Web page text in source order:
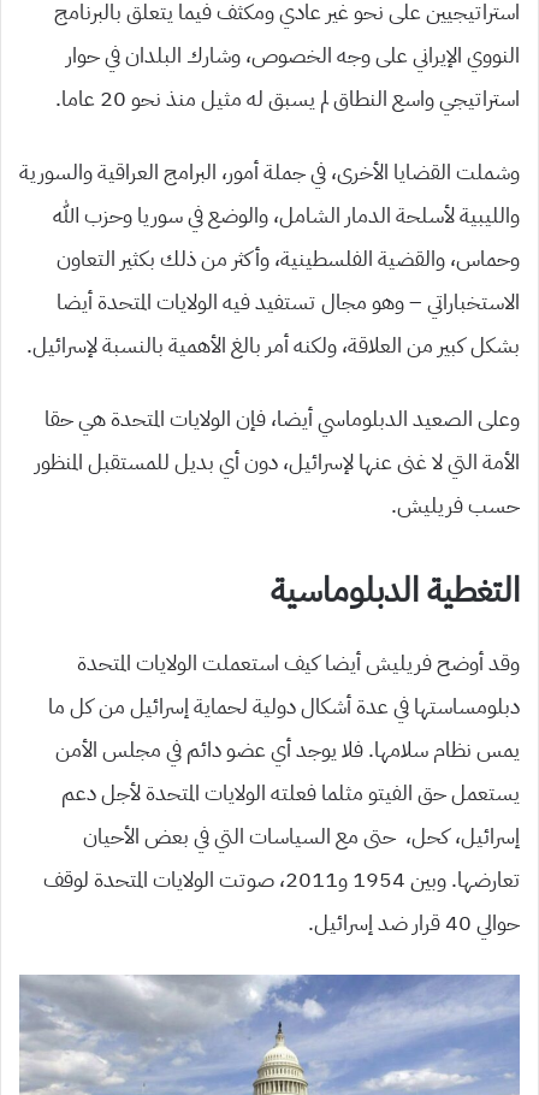
استراتيجيين على نحو غير عادي ومكثف فيما يتعلق بالبرنامج
النووي الإيراني على وجه الخصوص، وشارك البلدان في حوار
استراتيجي واسع النطاق لم يسبق له مثيل منذ نحو 20 عاما.
وشملت القضايا الأخرى، في جملة أمور، البرامج العراقية والسورية
والليبية لأسلحة الدمار الشامل، والوضع في سوريا وحزب الله
وحماس، والقضية الفلسطينية، وأكثر من ذلك بكثير التعاون
الاستخباراتي – وهو مجال تستفيد فيه الولايات المتحدة أيضا
بشكل كبير من العلاقة، ولكنه أمر بالغ الأهمية بالنسبة لإسرائيل.
وعلى الصعيد الدبلوماسي أيضا، فإن الولايات المتحدة هي حقا
الأمة التي لا غنى عنها لإسرائيل، دون أي بديل للمستقبل المنظور
حسب فريليش.
التغطية الدبلوماسية
وقد أوضح فريليش أيضا كيف استعملت الولايات المتحدة
دبلومساستها في عدة أشكال دولية لحماية إسرائيل من كل ما
يمس نظام سلامها. فلا يوجد أي عضو دائم في مجلس الأمن
يستعمل حق الفيتو مثلما فعلته الولايات المتحدة لأجل دعم
إسرائيل، كحل، حتى مع السياسات التي في بعض الأحيان
تعارضها. وبين 1954 و2011، صوتت الولايات المتحدة لوقف
حوالي 40 قرار ضد إسرائيل.